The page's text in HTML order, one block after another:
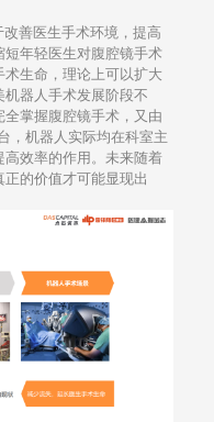
善医生手术环境，提高
年轻医生对腹腔镜手术
生命，理论上可以扩大
器人手术发展阶段不
掌握腹腔镜手术，又由
，机器人实际均在科室主
效率的作用。未来随着
的价值才可能显现出